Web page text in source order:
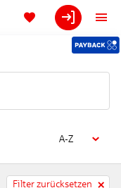
A-Z
Filter zurücksetzen